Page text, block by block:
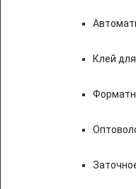
Клей